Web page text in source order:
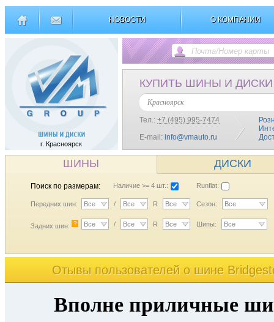
НОВОСТИ О КОМПАНИИ
г. Красноярск
КУПИТЬ ШИНЫ И ДИСКИ
Красноярск
Тел.: +7 (495) 995-7474
E-mail: info@vmauto.ru
ШИНЫ ДИСКИ
Поиск по размерам: Наличие >= 4 шт.: Runflat:
Передних шин: Все / Все R Все Сезон: Все
Задних шин: ? Все / Все R Все Шипы: Все
Отывы пользователей o шине
Вполне приличные